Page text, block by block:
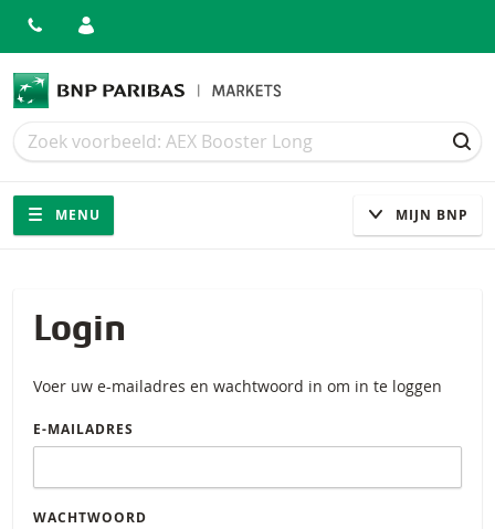
Zoek
Zoek
Navigatie
Site navigatie
MENU MIJN BNP
Login
Voer uw e-mailadres en wachtwoord in om in te loggen
E-MAILADRES
WACHTWOORD